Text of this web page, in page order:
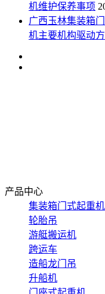
机维护保养事项
广西玉林集装箱
机主要机构驱动
产品中心
集装箱门式起重机
轮胎吊
游艇搬运机
跨运车
造船龙门吊
升船机